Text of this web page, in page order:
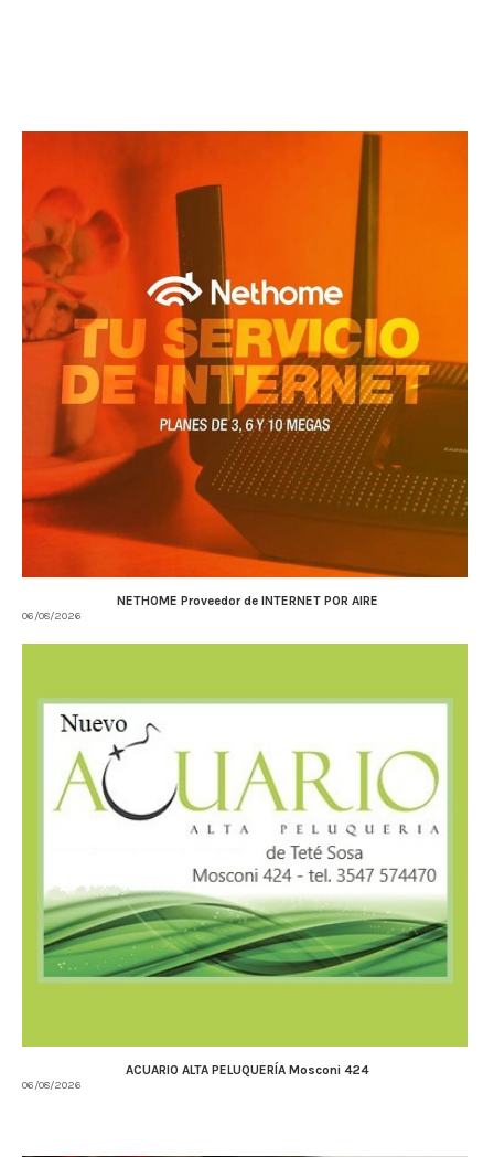
NETHOME Proveedor de INTERNET POR AIRE
06/08/2026
ACUARIO ALTA PELUQUERÍA Mosconi 424
06/08/2026